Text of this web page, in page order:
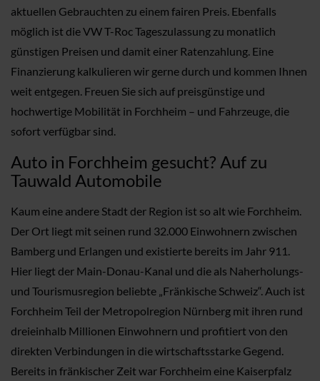
aktuellen Gebrauchten zu einem fairen Preis. Ebenfalls
möglich ist die VW T-Roc Tageszulassung zu monatlich
günstigen Preisen und damit einer Ratenzahlung. Eine
Finanzierung kalkulieren wir gerne durch und kommen Ihnen
weit entgegen. Freuen Sie sich auf preisgünstige und
hochwertige Mobilität in Forchheim – und Fahrzeuge, die
sofort verfügbar sind.
Auto in Forchheim gesucht? Auf zu
Tauwald Automobile
Kaum eine andere Stadt der Region ist so alt wie Forchheim.
Der Ort liegt mit seinen rund 32.000 Einwohnern zwischen
Bamberg und Erlangen und existierte bereits im Jahr 911.
Hier liegt der Main-Donau-Kanal und die als Naherholungs-
und Tourismusregion beliebte „Fränkische Schweiz“. Auch ist
Forchheim Teil der Metropolregion Nürnberg mit ihren rund
dreieinhalb Millionen Einwohnern und profitiert von den
direkten Verbindungen in die wirtschaftsstarke Gegend.
Bereits in fränkischer Zeit war Forchheim eine Kaiserpfalz